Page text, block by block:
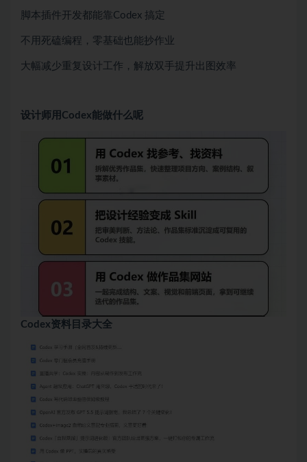
脚本插件开发都能靠Codex 搞定
不用死磕编程，零基础也能抄作业
大幅减少重复设计工作，解放双手提升出图效率
设计师用Codex能做什么呢
Codex资料目录大全